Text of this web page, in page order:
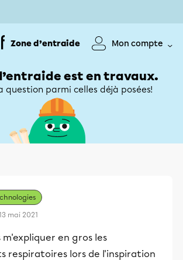
Zone d’entraide Mon compte
est en travaux.
question parmi celles déjà posées!
mai 2021
m'expliquer en gros les
respiratoires lors de l'inspiration